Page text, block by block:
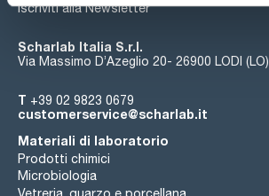
Iscriviti alla Newsletter
Scharlab Italia S.r.l.
Via Massimo D’Azeglio 20- 26900 LODI (LO)
T +39 02 9823 0679
customerservice@scharlab.it
Materiali di laboratorio
Prodotti chimici
Microbiologia